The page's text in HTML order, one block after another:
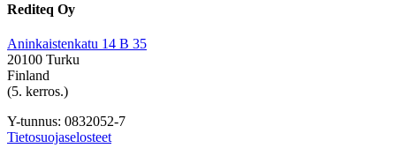
Rediteq Oy
Aninkaistenkatu 14 B 35
20100 Turku
Finland
(5. kerros.)
Y-tunnus: 0832052-7
Tietosuojaselosteet